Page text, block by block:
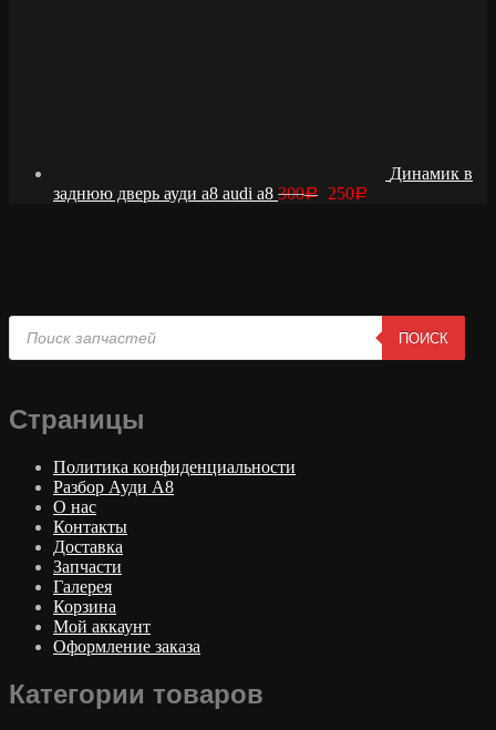
Динамик в
заднюю дверь ауди а8 audi a8 300Р 250Р
Поиск
товаров
ПОИСК
Страницы
Политика конфиденциальности
Разбор Ауди А8
О нас
Контакты
Доставка
Запчасти
Галерея
Корзина
Мой аккаунт
Оформление заказа
Категории товаров